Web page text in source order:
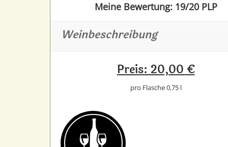
Meine Bewertung: 19/20 PLP
Weinbeschreibung
Preis: 20,00 €
pro Flasche 0,75 l